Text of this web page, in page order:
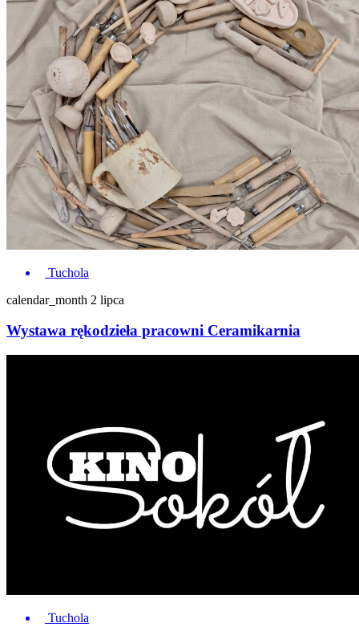
Tuchola
calendar_month 2 lipca
Wystawa rękodzieła pracowni Ceramikarnia
Tuchola